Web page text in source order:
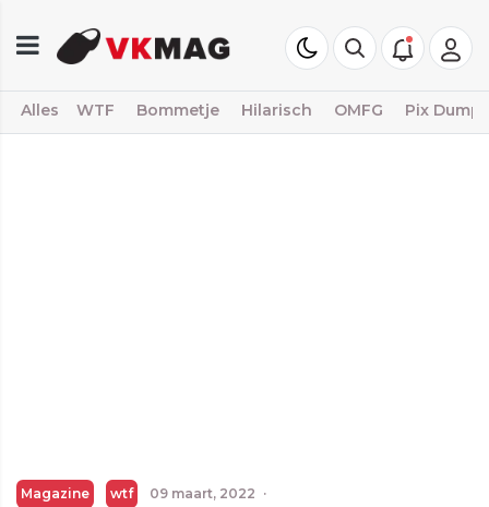
Alles WTF Bommetje Hilarisch OMFG Pix Dump
Magazine wtf 09 maart, 2022 ·